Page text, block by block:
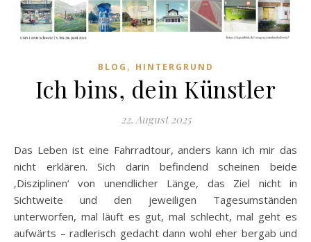
BLOG , HINTERGRUND
Ich bins, dein Künstler
22. August 2025
Das Leben ist eine Fahrradtour, anders kann ich mir das
nicht erklären. Sich darin befindend scheinen beide
‚Disziplinen‘ von unendlicher Länge, das Ziel nicht in
Sichtweite und den jeweiligen Tagesumständen
unterworfen, mal läuft es gut, mal schlecht, mal geht es
aufwärts – radlerisch gedacht dann wohl eher bergab und